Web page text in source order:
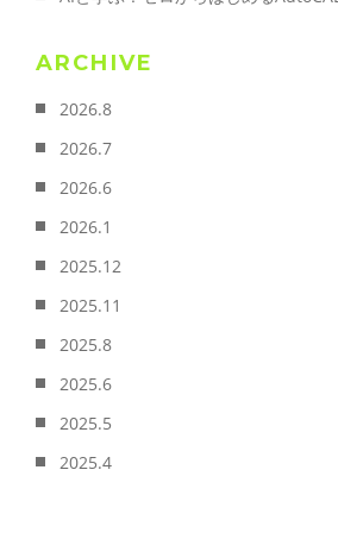
ARCHIVE
2026.8
2026.7
2026.6
2026.1
2025.12
2025.11
2025.8
2025.6
2025.5
2025.4